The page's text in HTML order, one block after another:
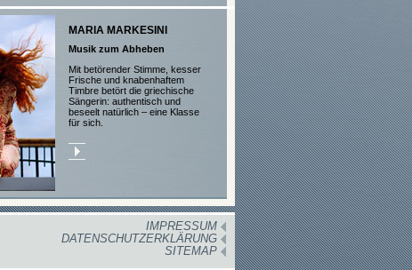
MARIA MARKESINI
Musik zum Abheben
Mit betörender Stimme, kesser
Frische und knabenhaftem
Timbre betört die griechische
Sängerin: authentisch und
beseelt natürlich – eine Klasse
für sich.
IMPRESSUM
DATENSCHUTZERKLÄRUNG
SITEMAP